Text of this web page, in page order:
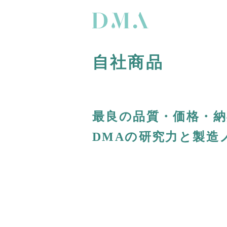
自社商品
最良の品質・価格・
DMAの研究力と製造